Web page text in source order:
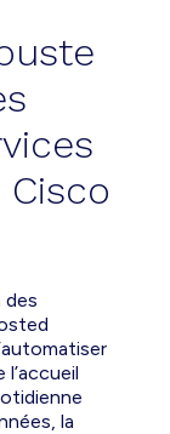
des
l’accueil
la